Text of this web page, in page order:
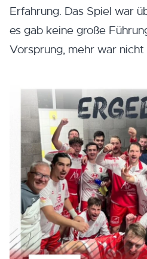
Erfahrung. Das Spiel war
es gab keine große
Vorsprung, mehr war nicht